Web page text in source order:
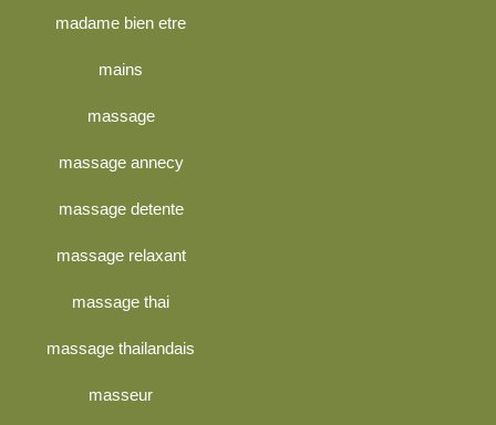
madame bien etre
mains
massage
massage annecy
massage detente
massage relaxant
massage thai
massage thailandais
masseur